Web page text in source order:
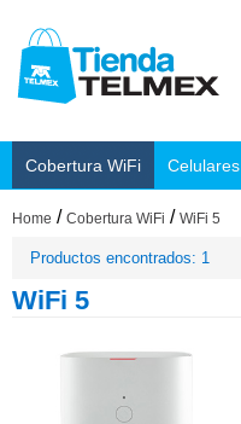
Cobertura WiFi Celulares
Home / Cobertura WiFi / WiFi 5
Productos encontrados: 1
WiFi 5